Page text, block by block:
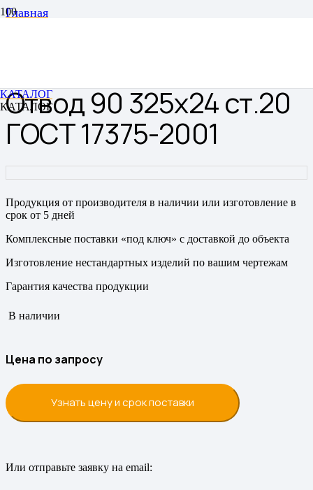
КАТАЛОГ
КАТАЛОГ
Главная
Отвод 90 325х24 ст.20
ГОСТ 17375-2001
Продукция от производителя в наличии или изготовление в
срок от 5 дней
Комплексные поставки «под ключ» с доставкой до объекта
Изготовление нестандартных изделий по вашим чертежам
Гарантия качества продукции
В наличии
Цена по запросу
Узнать цену и срок поставки
Или отправьте заявку на email: